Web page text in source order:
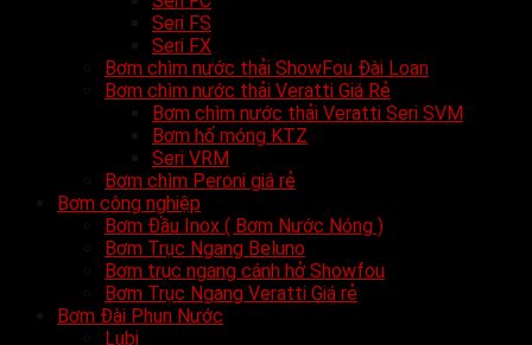
Seri FS
Seri FX
Bơm chìm nước thải ShowFou Đài Loan
Bơm chìm nước thải Veratti Giá Rẻ
Bơm chìm nước thải Veratti Seri SVM
Bơm hố móng KTZ
Seri VRM
Bơm chìm Peroni giá rẻ
Bơm công nghiệp
Bơm Đầu Inox ( Bơm Nước Nóng )
Bơm Trục Ngang Beluno
Bơm trục ngang cánh hở Showfou
Bơm Trục Ngang Veratti Giá rẻ
Bơm Đài Phun Nước
Lubi